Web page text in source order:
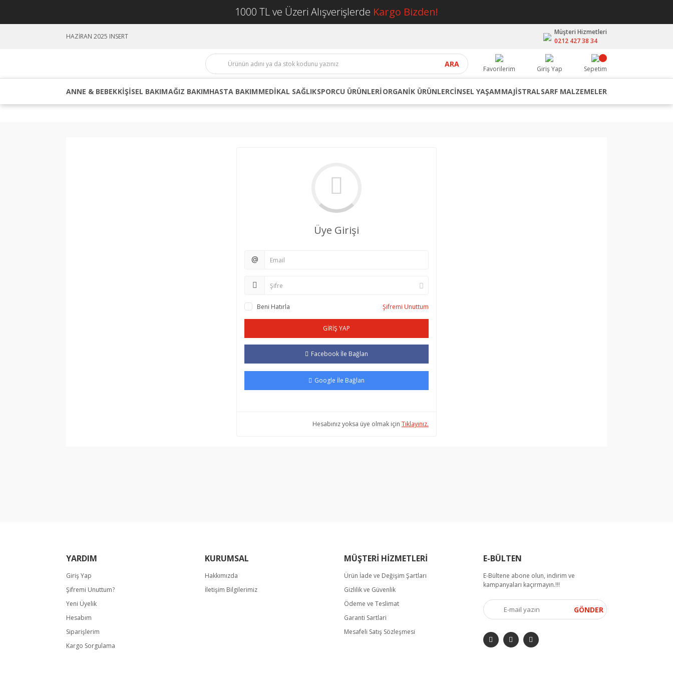
1000 TL ve Üzeri Alışverişlerde Kargo Bizden!
HAZİRAN 2025 INSERT
Müşteri Hizmetleri
0212 427 38 34
ARA
Favorilerim Giriş Yap Sepetim
ANNE & BEBEKKİŞİSEL BAKIMAĞIZ BAKIMHASTA BAKIMMEDİKAL SAĞLIKSPORCU ÜRÜNLERİORGANİK ÜRÜNLERCİNSEL YAŞAMMAJİSTRALSARF MALZEMELER
Üye Girişi
@
Beni Hatırla Şifremi Unuttum
GİRİŞ YAP
Facebook İle Bağlan
Google İle Bağlan
Hesabınız yoksa üye olmak için Tıklayınız.
YARDIM
Giriş Yap
Şifremi Unuttum?
Yeni Üyelik
Hesabım
Siparişlerim
Kargo Sorgulama
KURUMSAL
Hakkımızda
İletişim Bilgilerimiz
MÜŞTERİ HİZMETLERİ
Ürün İade ve Değişim Şartları
Gizlilik ve Güvenlik
Ödeme ve Teslimat
Garanti Sartlari
Mesafeli Satış Sözleşmesi
E-BÜLTEN
E-Bültene abone olun, indirim ve
kampanyaları kaçırmayın.!!!
GÖNDER